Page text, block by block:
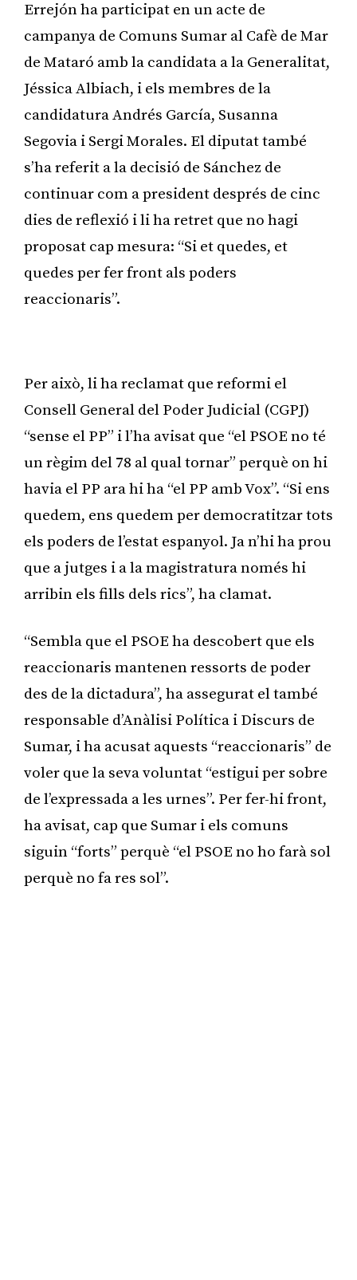
Errejón ha participat en un acte de
campanya de Comuns Sumar al Cafè de Mar
de Mataró amb la candidata a la Generalitat,
Jéssica Albiach, i els membres de la
candidatura Andrés García, Susanna
Segovia i Sergi Morales. El diputat també
s’ha referit a la decisió de Sánchez de
continuar com a president després de cinc
dies de reflexió i li ha retret que no hagi
proposat cap mesura: “Si et quedes, et
quedes per fer front als poders
reaccionaris”.
Per això, li ha reclamat que reformi el
Consell General del Poder Judicial (CGPJ)
“sense el PP” i l’ha avisat que “el PSOE no té
un règim del 78 al qual tornar” perquè on hi
havia el PP ara hi ha “el PP amb Vox”. “Si ens
quedem, ens quedem per democratitzar tots
els poders de l’estat espanyol. Ja n’hi ha prou
que a jutges i a la magistratura només hi
arribin els fills dels rics”, ha clamat.
“Sembla que el PSOE ha descobert que els
reaccionaris mantenen ressorts de poder
des de la dictadura”, ha assegurat el també
responsable d’Anàlisi Política i Discurs de
Sumar, i ha acusat aquests “reaccionaris” de
voler que la seva voluntat “estigui per sobre
de l’expressada a les urnes”. Per fer-hi front,
ha avisat, cap que Sumar i els comuns
siguin “forts” perquè “el PSOE no ho farà sol
perquè no fa res sol”.